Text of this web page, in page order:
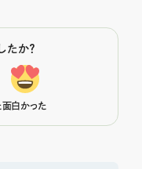
たか？
面白かった